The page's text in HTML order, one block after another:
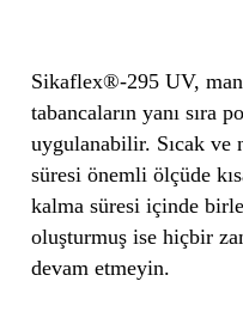
Sikaflex®-295 UV,
tabancaların yanı sıra
uygulanabilir. Sıcak ve
süresi önemli ölçüde
kalma süresi içinde
oluşturmuş ise hiçbir
devam etmeyin.